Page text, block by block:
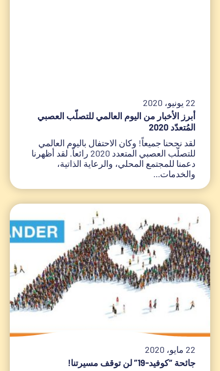
أبرز الأخبار من اليوم العالمي للتصلّب العصبي
المُتعدّد 2020
22 يونيو، 2020
لقد نجحنا جميعاً! وكان الاحتفال باليوم العالمي
للتصلّب العصبي المتعدد 2020 رائعاً. لقد أظهرنا
دعمنا للمجتمع المحلي، والرعاية الذاتية،
والخدمات…
جائحة “كوفيد-19” لن توقف مسيرتنا!
22 مايو، 2020